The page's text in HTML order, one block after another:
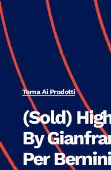
Torna Ai Prodotti
(Sold)
By
Per